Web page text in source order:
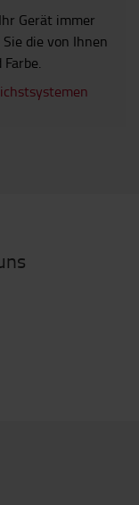
Gerät immer
die von Ihnen